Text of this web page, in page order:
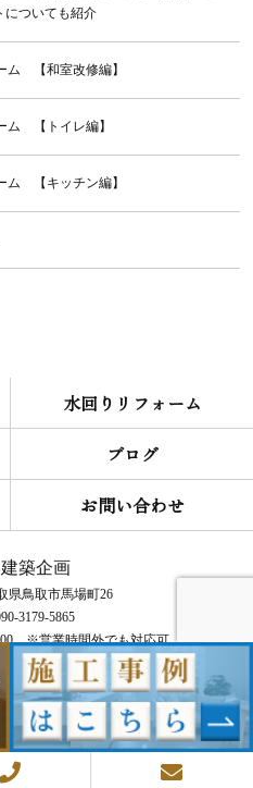
についても紹介
ム 【和室改修編】
ム 【トイレ編】
ム 【キッチン編】
水回りリフォーム
ブログ
お問い合わせ
築企画
県鳥取市馬場町26
3179-5865
00 ※営業時間外でも対応可
】不定休
築企画 All rights reserved.